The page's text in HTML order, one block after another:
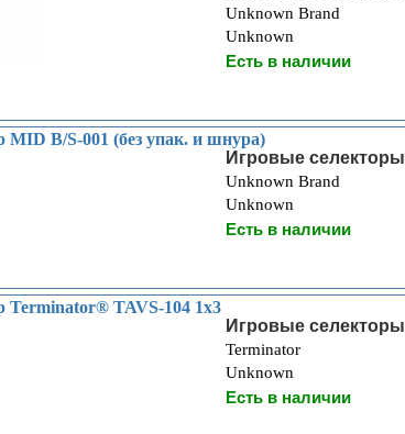
Unknown Brand
Unknown
Есть в наличии
MID B/S-001 (без упак. и шнура)
Игровые селекторы
Unknown Brand
Unknown
Есть в наличии
Terminator® TAVS-104 1x3
Игровые селекторы
Terminator
Unknown
Есть в наличии